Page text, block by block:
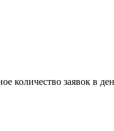
количество заявок в